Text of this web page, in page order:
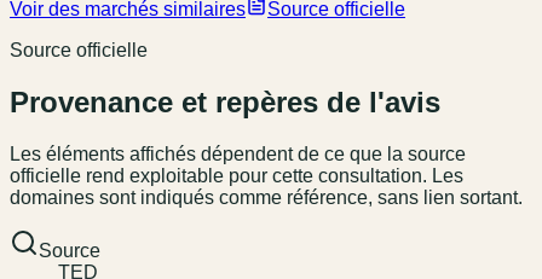
Voir des marchés similaires
Source officielle
Source officielle
Provenance et repères de l'avis
Les éléments affichés dépendent de ce que la source
officielle rend exploitable pour cette consultation. Les
domaines sont indiqués comme référence, sans lien sortant.
Source
TED